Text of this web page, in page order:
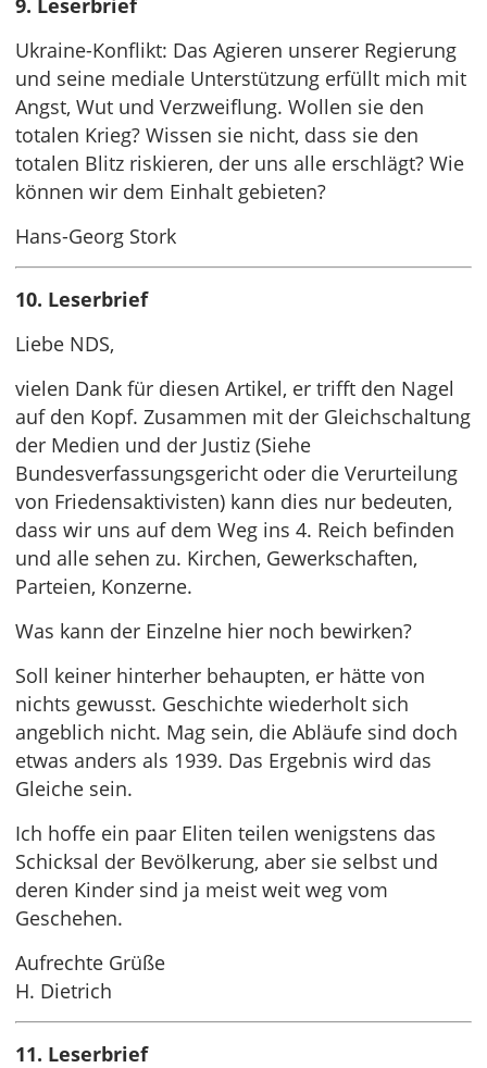
9. Leserbrief
Ukraine-Konflikt: Das Agieren unserer Regierung
und seine mediale Unterstützung erfüllt mich mit
Angst, Wut und Verzweiflung. Wollen sie den
totalen Krieg? Wissen sie nicht, dass sie den
totalen Blitz riskieren, der uns alle erschlägt? Wie
können wir dem Einhalt gebieten?
Hans-Georg Stork
10. Leserbrief
Liebe NDS,
vielen Dank für diesen Artikel, er trifft den Nagel
auf den Kopf. Zusammen mit der Gleichschaltung
der Medien und der Justiz (Siehe
Bundesverfassungsgericht oder die Verurteilung
von Friedensaktivisten) kann dies nur bedeuten,
dass wir uns auf dem Weg ins 4. Reich befinden
und alle sehen zu. Kirchen, Gewerkschaften,
Parteien, Konzerne.
Was kann der Einzelne hier noch bewirken?
Soll keiner hinterher behaupten, er hätte von
nichts gewusst. Geschichte wiederholt sich
angeblich nicht. Mag sein, die Abläufe sind doch
etwas anders als 1939. Das Ergebnis wird das
Gleiche sein.
Ich hoffe ein paar Eliten teilen wenigstens das
Schicksal der Bevölkerung, aber sie selbst und
deren Kinder sind ja meist weit weg vom
Geschehen.
Aufrechte Grüße
H. Dietrich
11. Leserbrief